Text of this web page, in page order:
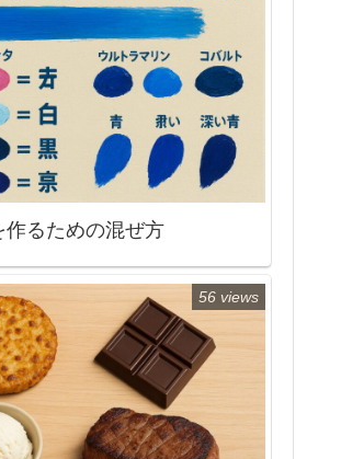
作るための混ぜ方
56 views